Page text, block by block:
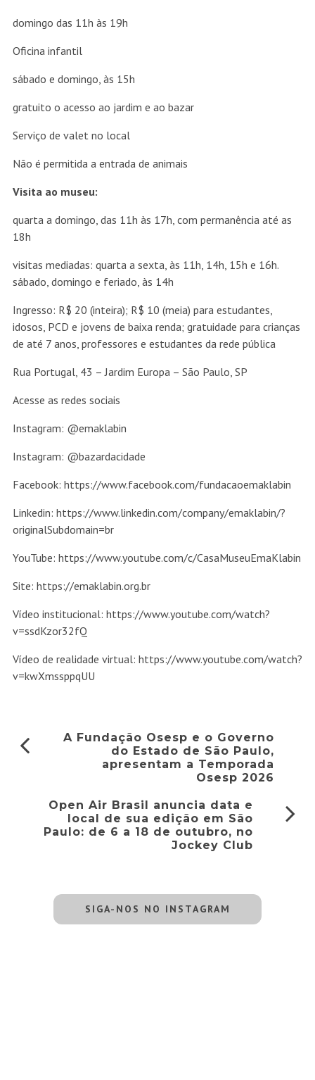
domingo das 11h às 19h
Oficina infantil
sábado e domingo, às 15h
gratuito o acesso ao jardim e ao bazar
Serviço de valet no local
Não é permitida a entrada de animais
Visita ao museu:
quarta a domingo, das 11h às 17h, com permanência até as
18h
visitas mediadas: quarta a sexta, às 11h, 14h, 15h e 16h.
sábado, domingo e feriado, às 14h
Ingresso: R$ 20 (inteira); R$ 10 (meia) para estudantes,
idosos, PCD e jovens de baixa renda; gratuidade para crianças
de até 7 anos, professores e estudantes da rede pública
Rua Portugal, 43 – Jardim Europa – São Paulo, SP
Acesse as redes sociais
Instagram: @emaklabin
Instagram: @bazardacidade
Facebook: https://www.facebook.com/fundacaoemaklabin
Linkedin: https://www.linkedin.com/company/emaklabin/?
originalSubdomain=br
YouTube: https://www.youtube.com/c/CasaMuseuEmaKlabin
Site: https://emaklabin.org.br
Vídeo institucional: https://www.youtube.com/watch?
v=ssdKzor32fQ
Vídeo de realidade virtual: https://www.youtube.com/watch?
v=kwXmssppqUU
A Fundação Osesp e o Governo
do Estado de São Paulo,
apresentam a Temporada
Osesp 2026
Open Air Brasil anuncia data e
local de sua edição em São
Paulo: de 6 a 18 de outubro, no
Jockey Club
SIGA-NOS NO INSTAGRAM